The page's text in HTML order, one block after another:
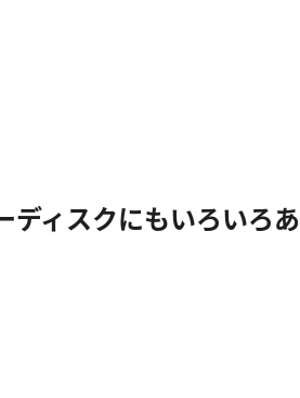
ディスクにもいろいろあ